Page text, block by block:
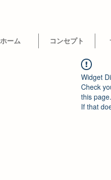
ホーム コンセプト
Widget
Check
this page.
If that